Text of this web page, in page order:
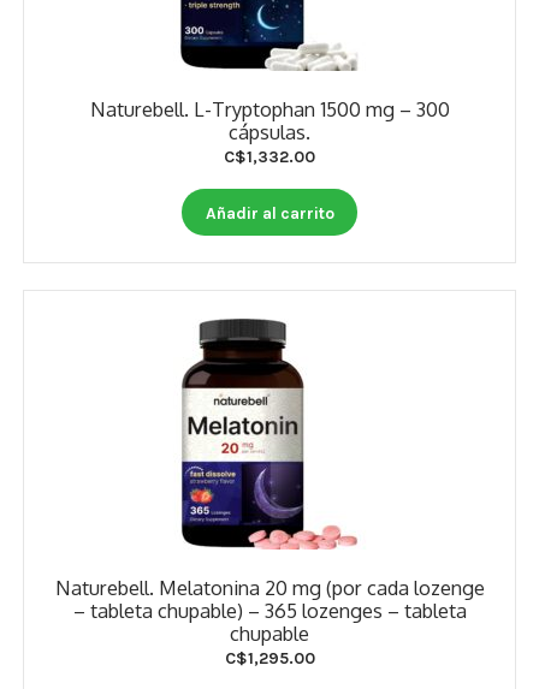
Naturebell. L-Tryptophan 1500 mg – 300
cápsulas.
C$1,332.00
Añadir al carrito
Naturebell. Melatonina 20 mg (por cada lozenge
– tableta chupable) – 365 lozenges – tableta
chupable
C$1,295.00